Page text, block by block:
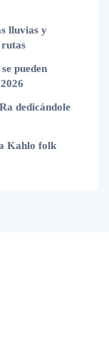
lluvias y
rutas
pueden
dedicándole
Kahlo folk